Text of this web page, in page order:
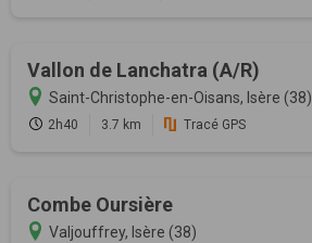
Vallon de Lanchatra (A/R)
Saint-Christophe-en-Oisans, Isère (38)
2h40 3.7 km Tracé GPS
Combe Oursière
Valjouffrey, Isère (38)